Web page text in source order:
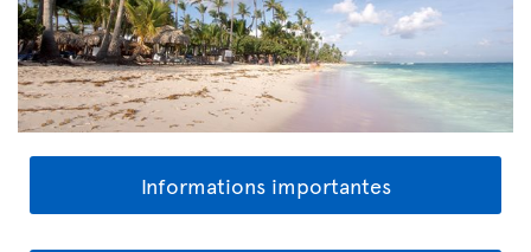
Informations importantes